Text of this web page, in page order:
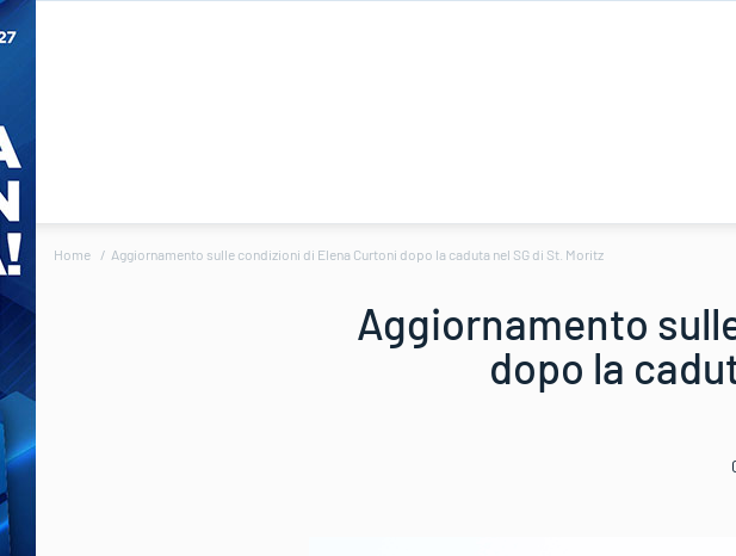
Home Aggiornamento sulle condizioni di Elena Curtoni dopo la caduta nel SG di St. Moritz
Aggiornamento
dopo la